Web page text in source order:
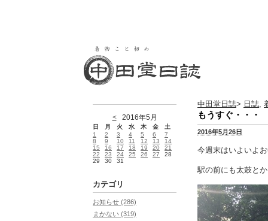
中田堂日誌> 日誌,
もうすぐ・・・
2016年5月26日
今週末はいよいよ
駅の前にも太鼓と
<2016年5月
日 月 火 水 木 金
土
1
2 3 4 5 6
7
8
9 10 11 12 13
14
15
16 17 18 19 20
21
22
23 24 25 26 27
28
29
30 31
カテゴリ
お知らせ (286)
まかない (319)